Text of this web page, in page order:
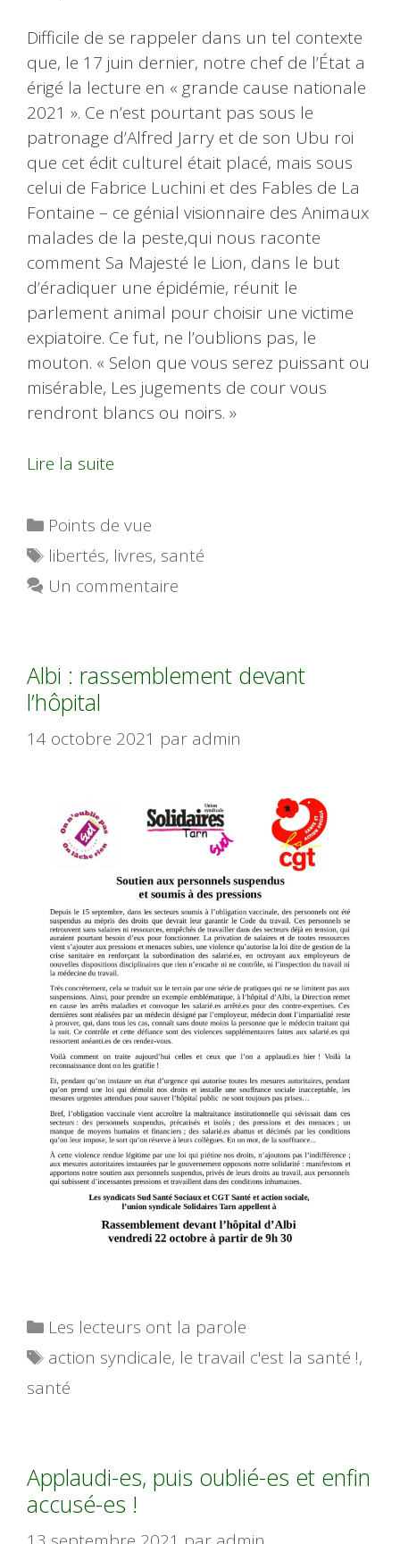
Difficile de se rappeler dans un tel contexte
que, le 17 juin dernier, notre chef de l’État a
érigé la lecture en « grande cause nationale
2021 ». Ce n’est pourtant pas sous le
patronage d’Alfred Jarry et de son Ubu roi
que cet édit culturel était placé, mais sous
celui de Fabrice Luchini et des Fables de La
Fontaine – ce génial visionnaire des Animaux
malades de la peste,qui nous raconte
comment Sa Majesté le Lion, dans le but
d’éradiquer une épidémie, réunit le
parlement animal pour choisir une victime
expiatoire. Ce fut, ne l’oublions pas, le
mouton. « Selon que vous serez puissant ou
misérable, Les jugements de cour vous
rendront blancs ou noirs. »
Lire la suite
Catégories
Points de vue
Étiquettes
libertés, livres, santé
Un commentaire
Albi : rassemblement devant
l’hôpital
14 octobre 2021 par admin
Catégories
Les lecteurs ont la parole
Étiquettes
action syndicale, le travail c'est la santé !,
santé
Applaudi-es, puis oublié-es et enfin
accusé-es !